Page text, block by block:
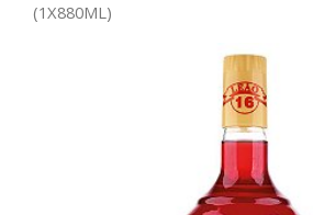
(1X880ML)